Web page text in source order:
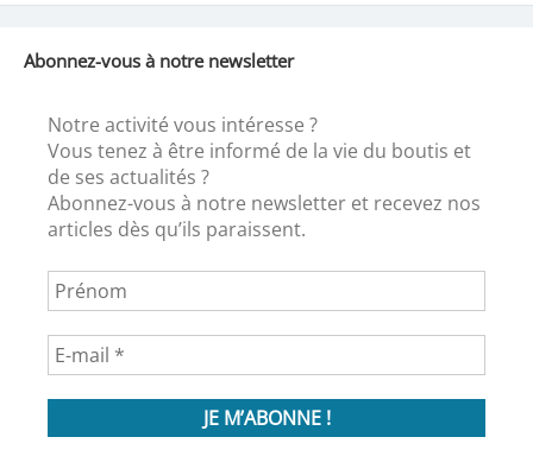
Abonnez-vous à notre newsletter
Notre activité vous intéresse ?
Vous tenez à être informé de la vie du boutis et
de ses actualités ?
Abonnez-vous à notre newsletter et recevez nos
articles dès qu’ils paraissent.